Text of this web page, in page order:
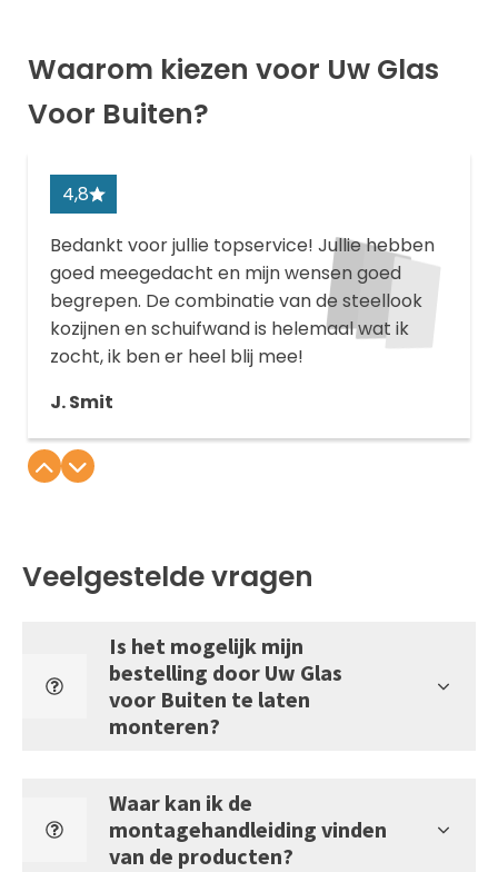
Waarom kiezen voor Uw Glas
Voor Buiten?
4,8
Bedankt voor jullie topservice! Jullie hebben
goed meegedacht en mijn wensen goed
begrepen. De combinatie van de steellook
kozijnen en schuifwand is helemaal wat ik
zocht, ik ben er heel blij mee!
J. Smit
Veelgestelde vragen
Is het mogelijk mijn
bestelling door Uw Glas
voor Buiten te laten
monteren?
Waar kan ik de
montagehandleiding vinden
van de producten?